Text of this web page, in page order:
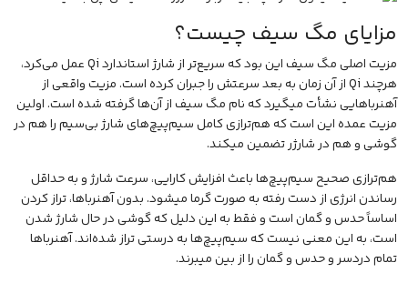
مزایای مگ سیف چیست؟
مزیت اصلی مگ سیف این بود که سریع‌تر از شارژ استاندارد Qi عمل می‌کرد،
هرچند Qi از آن زمان به بعد سرعتش را جبران کرده است. مزیت واقعی از
آهنرباهایی نشأت میگیرد که نام مگ سیف از آن‌ها گرفته شده است. اولین
مزیت عمده این است که هم‌ترازی کامل سیم‌پیچ‌های شارژ بی‌سیم را هم در
گوشی و هم در شارژر تضمین میکند.
هم‌ترازی صحیح سیم‌پیچ‌ها باعث افزایش کارایی، سرعت شارژ و به حداقل
رساندن انرژی از دست رفته به صورت گرما میشود. بدون آهنرباها، تراز کردن
اساساً حدس و گمان است و فقط به این دلیل که گوشی در حال شارژ شدن
است، به این معنی نیست که سیم‌پیچ‌ها به درستی تراز شده‌اند. آهنرباها
تمام دردسر و حدس و گمان را از بین میبرند.